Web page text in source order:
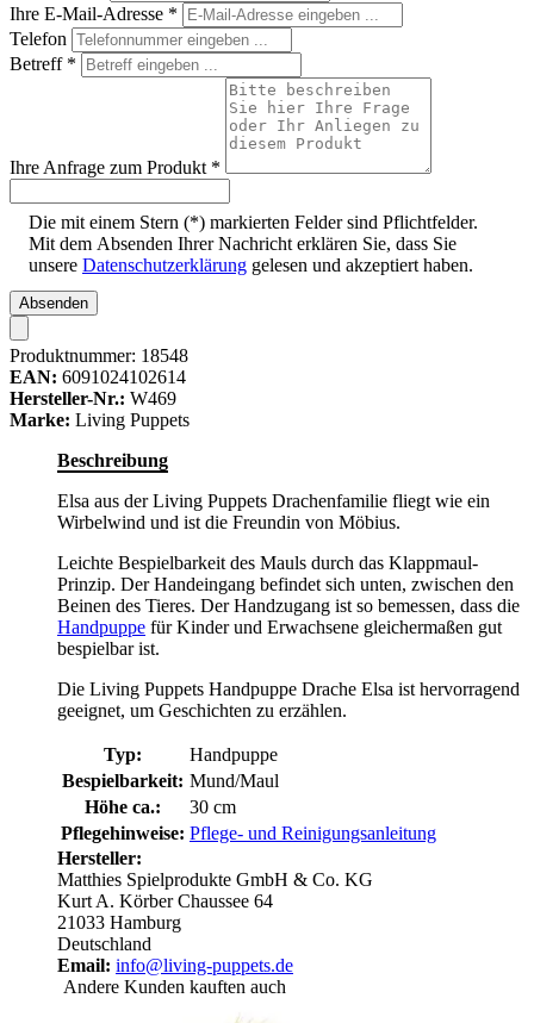
Ihre E-Mail-Adresse *
Telefon
Betreff *
Ihre Anfrage zum Produkt *
Die mit einem Stern (*) markierten Felder sind Pflichtfelder.
Mit dem Absenden Ihrer Nachricht erklären Sie, dass Sie
unsere Datenschutzerklärung gelesen und akzeptiert haben.
Absenden
Produktnummer: 18548
EAN: 6091024102614
Hersteller-Nr.: W469
Marke: Living Puppets
Beschreibung
Elsa aus der Living Puppets Drachenfamilie fliegt wie ein
Wirbelwind und ist die Freundin von Möbius.
Leichte Bespielbarkeit des Mauls durch das Klappmaul-
Prinzip. Der Handeingang befindet sich unten, zwischen den
Beinen des Tieres. Der Handzugang ist so bemessen, dass die
Handpuppe für Kinder und Erwachsene gleichermaßen gut
bespielbar ist.
Die Living Puppets Handpuppe Drache Elsa ist hervorragend
geeignet, um Geschichten zu erzählen.
Typ:
Handpuppe
Bespielbarkeit: Mund/Maul
Höhe ca.:
30 cm
Pflegehinweise: Pflege- und Reinigungsanleitung
Hersteller:
Matthies Spielprodukte GmbH & Co. KG
Kurt A. Körber Chaussee 64
21033 Hamburg
Deutschland
Email: info@living-puppets.de
Andere Kunden kauften auch